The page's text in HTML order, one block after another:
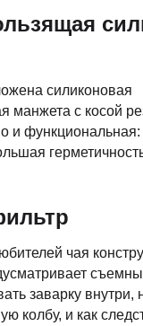
силиконовая
манжета с косой
и
чая
заварку внутри,
колбу, и как